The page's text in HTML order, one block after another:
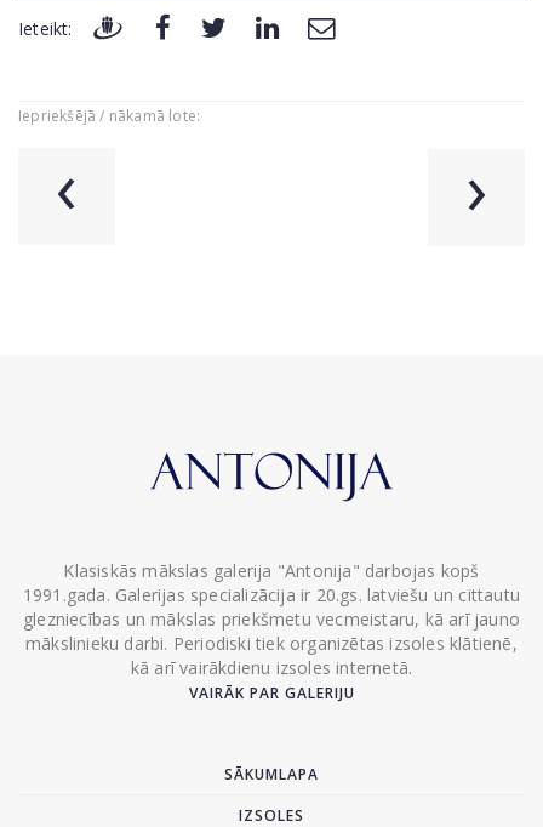
Ieteikt:
Iepriekšējā / nākamā lote:
‹ ›
Klasiskās mākslas galerija "Antonija" darbojas kopš
1991.gada. Galerijas specializācija ir 20.gs. latviešu un cittautu
glezniecības un mākslas priekšmetu vecmeistaru, kā arī jauno
mākslinieku darbi. Periodiski tiek organizētas izsoles klātienē,
kā arī vairākdienu izsoles internetā.
VAIRĀK PAR GALERIJU
SĀKUMLAPA
IZSOLES